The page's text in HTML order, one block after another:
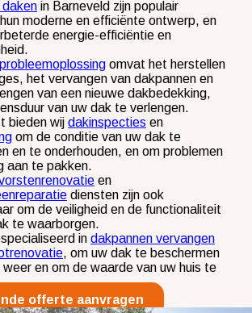
in Barneveld zijn populair
moderne en efficiënte ontwerp, en
energie-efficiëntie en
omvat het herstellen
het vervangen van dakpannen en
van een nieuwe dakbedekking,
van uw dak te verlengen.
bieden wij dakinspecties en
om de conditie van uw dak te
en te onderhouden, en om problemen
aan te pakken.
en
diensten zijn ook
om de veiligheid en de functionaliteit
te waarborgen.
in dakpannen vervangen
, om uw dak te beschermen
en om de waarde van uw huis te
offerte aanvragen